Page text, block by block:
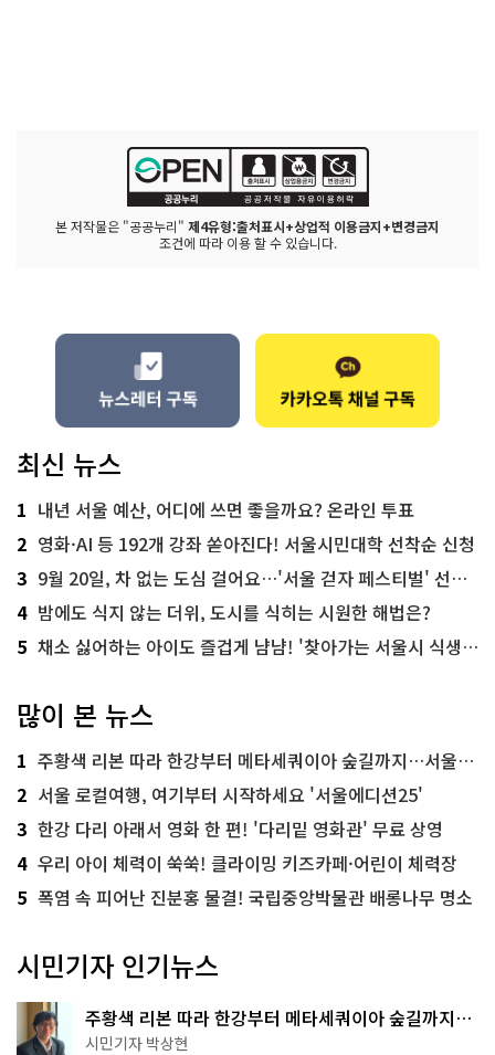
본 저작물은 "공공누리" 제4유형:출처표시+상업적 이용금지+변경금지
조건에 따라 이용 할 수 있습니다.
최신 뉴스
1 내년 서울 예산, 어디에 쓰면 좋을까요? 온라인 투표
2 영화·AI 등 192개 강좌 쏟아진다! 서울시민대학 선착순 신청
3 9월 20일, 차 없는 도심 걸어요…'서울 걷자 페스티벌' 선착순 5천명
4 밤에도 식지 않는 더위, 도시를 식히는 시원한 해법은?
5 채소 싫어하는 아이도 즐겁게 냠냠! '찾아가는 서울시 식생활 교육' 현장
많이 본 뉴스
1 주황색 리본 따라 한강부터 메타세쿼이아 숲길까지…서울둘레길 15코스
2 서울 로컬여행, 여기부터 시작하세요 '서울에디션25'
3 한강 다리 아래서 영화 한 편! '다리밑 영화관' 무료 상영
4 우리 아이 체력이 쑥쑥! 클라이밍 키즈카페·어린이 체력장
5 폭염 속 피어난 진분홍 물결! 국립중앙박물관 배롱나무 명소
시민기자 인기뉴스
주황색 리본 따라 한강부터 메타세쿼이아 숲길까지…
서울둘레길 15코스
시민기자 박상현